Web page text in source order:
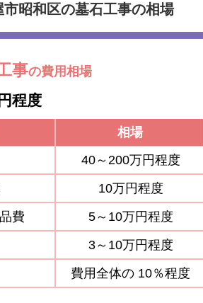
昭和区の墓石工事の相場
事の費用相場
程度
相場
40～200万円程度
10万円程度
費
5～10万円程度
3～10万円程度
費用全体の 10％程度